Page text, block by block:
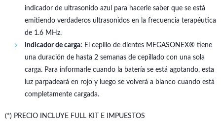
indicador de ultrasonido azul para hacerle saber que se está
emitiendo verdaderos ultrasonidos en la frecuencia terapéutica
de 1.6 MHz.
Indicador de carga: El cepillo de dientes MEGASONEX® tiene
una duración de hasta 2 semanas de cepillado con una sola
carga. Para informarle cuando la batería se está agotando, esta
luz parpadeará en rojo y luego se volverá a blanco cuando está
completamente cargada.
(*) PRECIO INCLUYE FULL KIT E IMPUESTOS